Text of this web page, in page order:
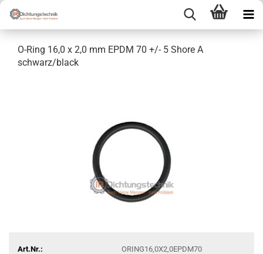
O-Ring 16,0 x 2,0 mm EPDM 70 +/- 5 Shore A
schwarz/black
Art.Nr.:
ORING16,0X2,0EPDM70